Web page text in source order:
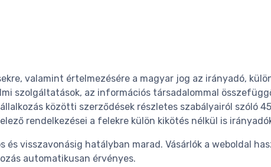
valamint értelmezésére a magyar jog az irányadó,
szolgáltatások, az információs társadalommal
közötti szerződések részletes szabályairól szóló
rendelkezései a felekre külön kikötés nélkül is
és visszavonásig hatályban marad. Vásárlók a weboldal
automatikusan érvényes.